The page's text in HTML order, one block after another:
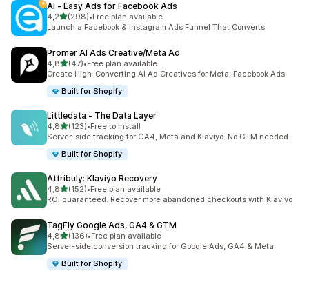
AI ‑ Easy Ads for Facebook Ads
4,2stelle su 5
(298)
298 recensioni totali
•Free plan available
Launch a Facebook & Instagram Ads Funnel That Converts
Promer AI Ads Creative/Meta Ad
4,8stelle su 5
(47)
47 recensioni totali
•Free plan available
Create High-Converting AI Ad Creatives for Meta, Facebook Ads
Built for Shopify
Littledata ‑ The Data Layer
4,8stelle su 5
(123)
123 recensioni totali
•Free to install
Server-side tracking for GA4, Meta and Klaviyo. No GTM needed.
Built for Shopify
Attribuly: Klaviyo Recovery
4,8stelle su 5
(152)
152 recensioni totali
•Free plan available
ROI guaranteed. Recover more abandoned checkouts with Klaviyo
TagFly Google Ads, GA4 & GTM
4,8stelle su 5
(136)
136 recensioni totali
•Free plan available
Server-side conversion tracking for Google Ads, GA4 & Meta
Built for Shopify